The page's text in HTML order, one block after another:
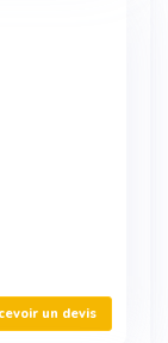
un devis